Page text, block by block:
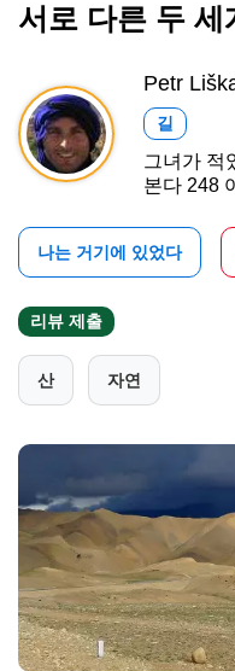
서로 다른 두 세
Petr
길
그녀가 적
본다 248
나는 거기에 있었다
리뷰 제출
산 자연